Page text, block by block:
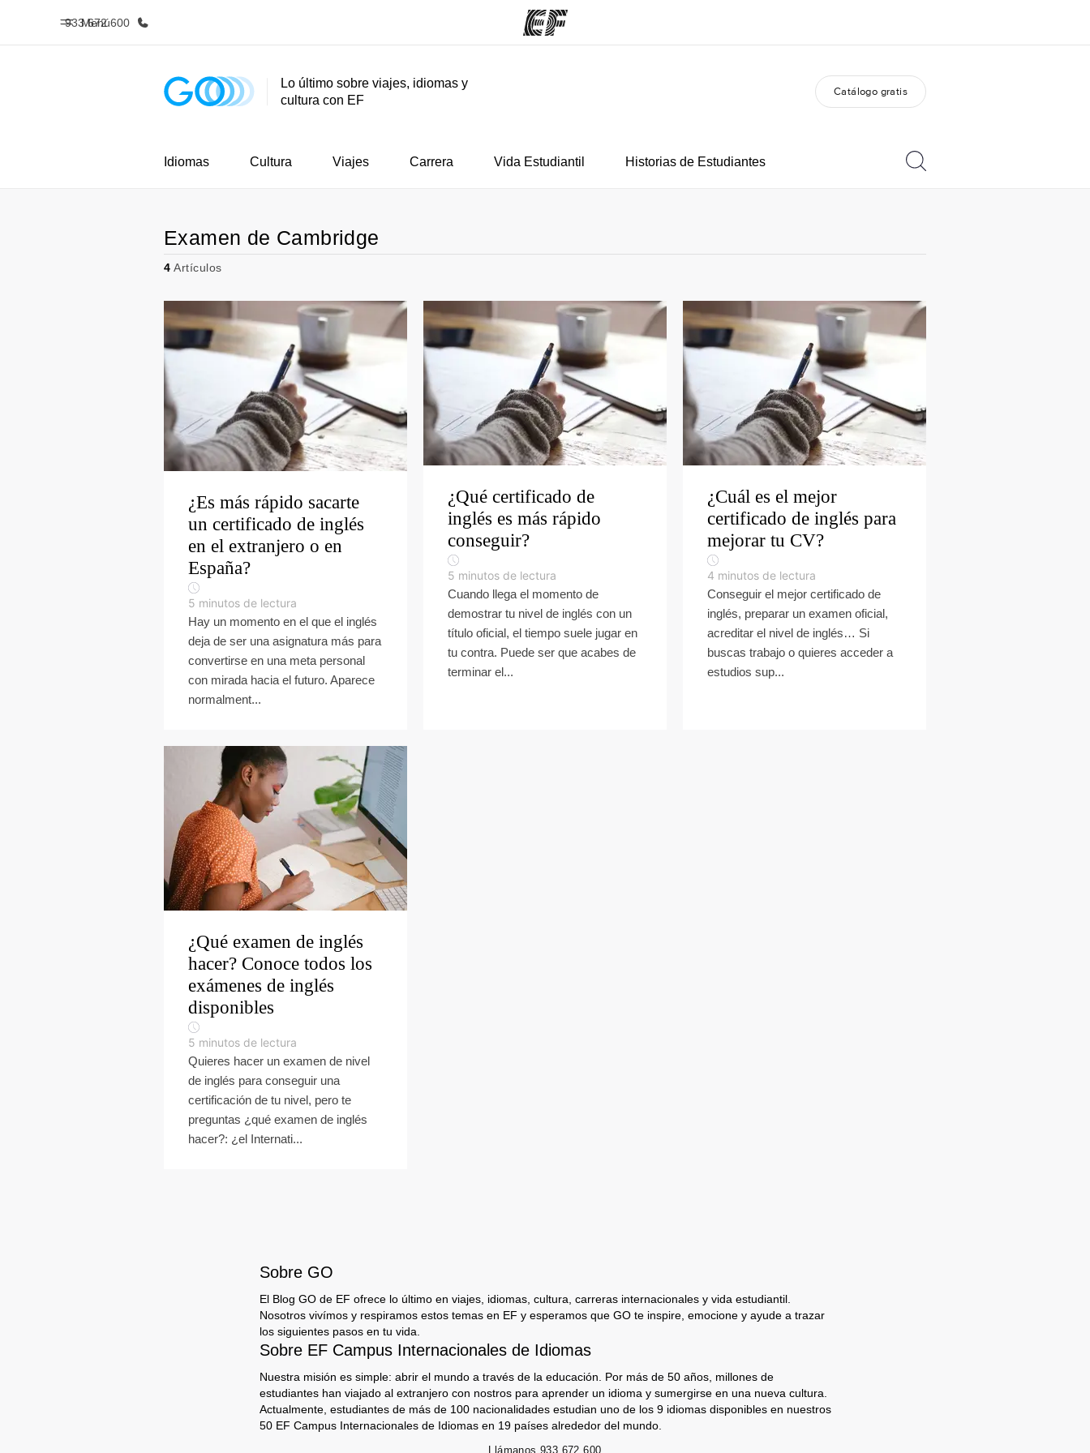
Menú
933 672 600
Inicio Programas Trabajos
Lo último sobre viajes, idiomas y
cultura con EF
Catálogo gratis
Idiomas Cultura Viajes Carrera Vida Estudiantil Historias de Estudiantes
Examen de Cambridge
4 Artículos
¿Es más rápido sacarte
un certificado de inglés
en el extranjero o en
España?
5 minutos de lectura
Hay un momento en el que el inglés
deja de ser una asignatura más para
convertirse en una meta personal
con mirada hacia el futuro. Aparece
normalment...
¿Qué certificado de
inglés es más rápido
conseguir?
5 minutos de lectura
Cuando llega el momento de
demostrar tu nivel de inglés con un
título oficial, el tiempo suele jugar en
tu contra. Puede ser que acabes de
terminar el...
¿Cuál es el mejor
certificado de inglés para
mejorar tu CV?
4 minutos de lectura
Conseguir el mejor certificado de
inglés, preparar un examen oficial,
acreditar el nivel de inglés… Si
buscas trabajo o quieres acceder a
estudios sup...
¿Qué examen de inglés
hacer? Conoce todos los
exámenes de inglés
disponibles
5 minutos de lectura
Quieres hacer un examen de nivel
de inglés para conseguir una
certificación de tu nivel, pero te
preguntas ¿qué examen de inglés
hacer?: ¿el Internati...
Sobre GO
El Blog GO de EF ofrece lo último en viajes, idiomas, cultura, carreras internacionales y vida estudiantil.
Nosotros vivímos y respiramos estos temas en EF y esperamos que GO te inspire, emocione y ayude a trazar
los siguientes pasos en tu vida.
Sobre EF Campus Internacionales de Idiomas
Nuestra misión es simple: abrir el mundo a través de la educación. Por más de 50 años, millones de
estudiantes han viajado al extranjero con nostros para aprender un idioma y sumergirse en una nueva cultura.
Actualmente, estudiantes de más de 100 nacionalidades estudian uno de los 9 idiomas disponibles en nuestros
50 EF Campus Internacionales de Idiomas en 19 países alrededor del mundo.
Llámanos 933 672 600